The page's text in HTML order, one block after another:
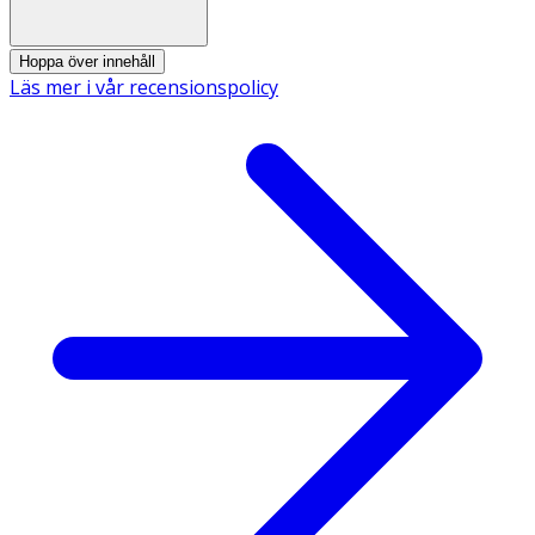
Hoppa över innehåll
Läs mer i vår recensionspolicy